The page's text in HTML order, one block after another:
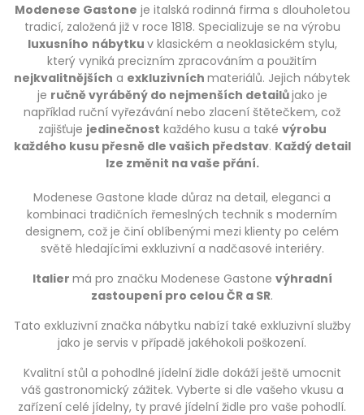
Modenese Gastone je italská rodinná firma s dlouholetou
tradicí, založená již v roce 1818. Specializuje se na výrobu
luxusního nábytku v klasickém a neoklasickém stylu,
který vyniká precizním zpracováním a použitím
nejkvalitnějších a exkluzivních materiálů. Jejich nábytek
je ručně vyráběný do nejmenších detailůjako je
například ruční vyřezávání nebo zlacení štětečkem, což
zajišťuje jedinečnost každého kusu a také výrobu
každého kusu přesně dle vašich představ. Každý detail
lze změnit na vaše přání.
Modenese Gastone klade důraz na detail, eleganci a
kombinaci tradičních řemeslných technik s moderním
designem, což je činí oblíbenými mezi klienty po celém
světě hledajícími exkluzivní a nadčasové interiéry.
Italier má pro značku Modenese Gastone výhradní
zastoupení pro celou ČR a SR.
Tato exkluzivní značka nábytku nabízí také exkluzivní služby
jako je servis v případě jakéhokoli poškození.
Kvalitní stůl a pohodlné jídelní židle dokáží ještě umocnit
váš gastronomický zážitek. Vyberte si dle vašeho vkusu a
zařízení celé jídelny, ty pravé jídelní židle pro vaše pohodlí.